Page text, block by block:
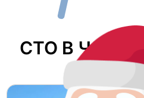
СТО В Чите